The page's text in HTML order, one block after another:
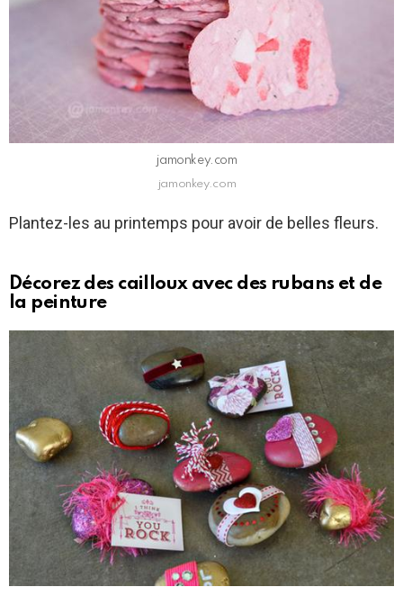
jamonkey.com
jamonkey.com
Plantez-les au printemps pour avoir de belles fleurs.
Décorez des cailloux avec des rubans et de
la peinture